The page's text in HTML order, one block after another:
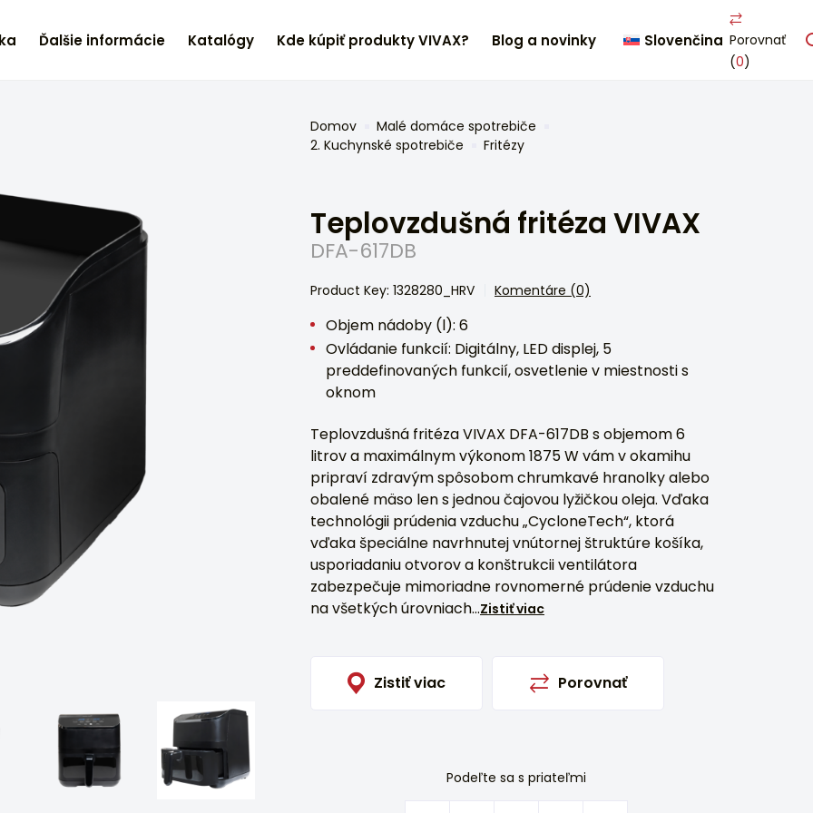
Ďalšie informácie Katalógy Kde kúpiť produkty VIVAX? Blog a novinky Slovenčina Porovnať
(0)
Domov
Malé domáce spotrebiče
2. Kuchynské spotrebiče
Fritézy
Teplovzdušná fritéza VIVAX
DFA-617DB
Product Key: 1328280_HRV Komentáre (0)
Objem nádoby (l): 6
Ovládanie funkcií: Digitálny, LED displej, 5
preddefinovaných funkcií, osvetlenie v miestnosti s
oknom
Teplovzdušná fritéza VIVAX DFA-617DB s objemom 6
litrov a maximálnym výkonom 1875 W vám v okamihu
pripraví zdravým spôsobom chrumkavé hranolky alebo
obalené mäso len s jednou čajovou lyžičkou oleja. Vďaka
technológii prúdenia vzduchu „CycloneTech“, ktorá
vďaka špeciálne navrhnutej vnútornej štruktúre košíka,
usporiadaniu otvorov a konštrukcii ventilátora
zabezpečuje mimoriadne rovnomerné prúdenie vzduchu
na všetkých úrovniach...Zistiť viac
Zistiť viac Porovnať
Podeľte sa s priateľmi